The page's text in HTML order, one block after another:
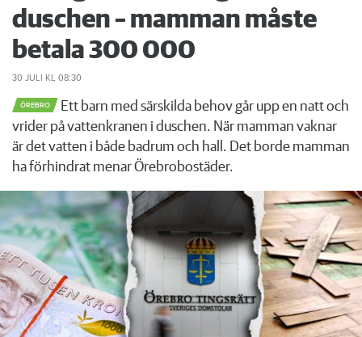
duschen – mamman måste
betala 300 000
30 JULI KL 08:30
ÖREBRO
Ett barn med särskilda behov går upp en natt och
vrider på vattenkranen i duschen. När mamman vaknar
är det vatten i både badrum och hall. Det borde mamman
ha förhindrat menar Örebrobostäder.